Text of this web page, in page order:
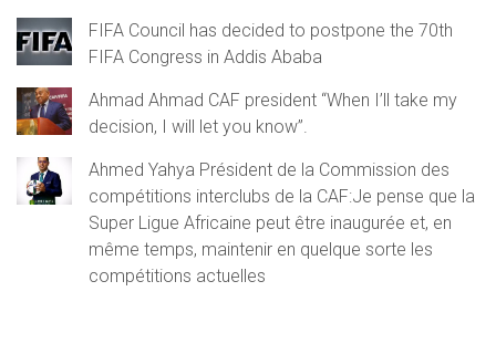
FIFA Council has decided to postpone the 70th
FIFA Congress in Addis Ababa
Ahmad Ahmad CAF president “When I’ll take my
decision, I will let you know”.
Ahmed Yahya Président de la Commission des
compétitions interclubs de la CAF:Je pense que la
Super Ligue Africaine peut être inaugurée et, en
même temps, maintenir en quelque sorte les
compétitions actuelles